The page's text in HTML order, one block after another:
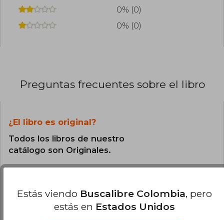
0% (0)
0% (0)
Preguntas frecuentes sobre el libro
¿El libro es original?
Todos los libros de nuestro
catálogo son Originales.
libro?
El libro está escrito en Español.
Estás viendo Buscalibre Colombia, pero
estás en Estados Unidos